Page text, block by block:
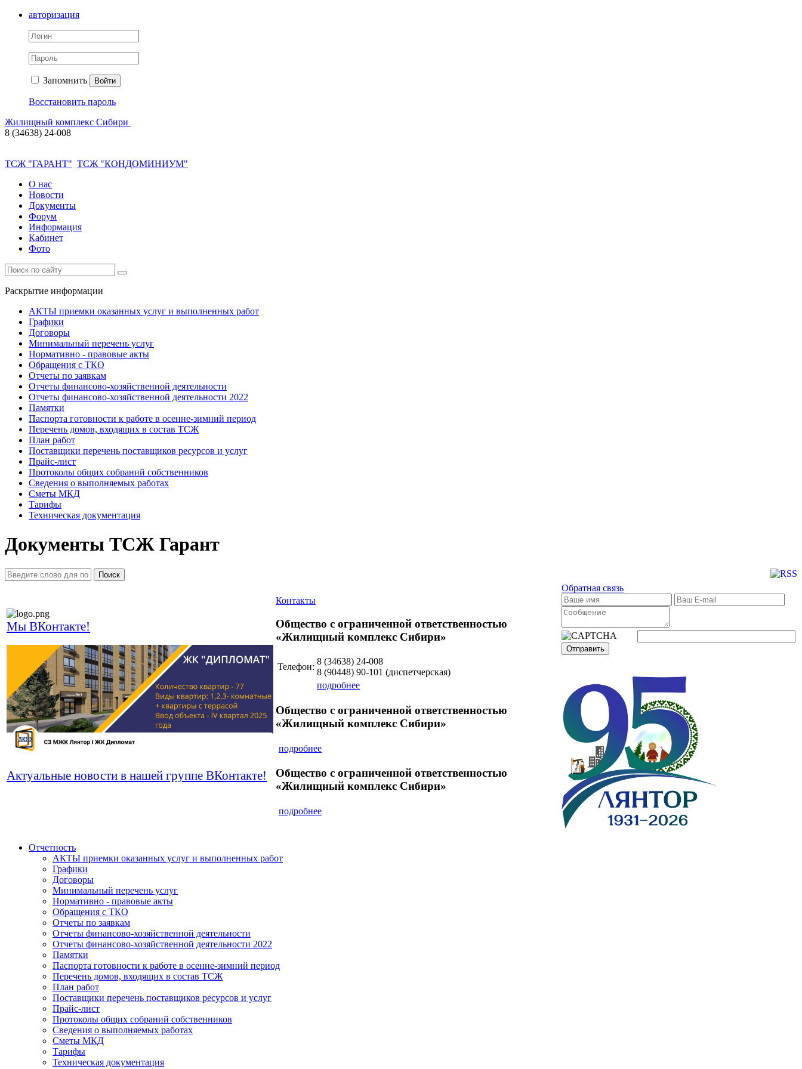
авторизация
Запомнить Войти
Восстановить пароль
Жилищный комплекс Сибири
8 (34638) 24-008
ТСЖ "ГАРАНТ" ТСЖ "КОНДОМИНИУМ"
О нас
Новости
Документы
Форум
Информация
Кабинет
Фото
Раскрытие информации
АКТЫ приемки оказанных услуг и выполненных работ
Графики
Договоры
Минимальный перечень услуг
Нормативно - правовые акты
Обращения с ТКО
Отчеты по заявкам
Отчеты финансово-хозяйственной деятельности
Отчеты финансово-хозяйственной деятельности 2022
Памятки
Паспорта готовности к работе в осенне-зимний период
Перечень домов, входящих в состав ТСЖ
План работ
Поставщики перечень поставщиков ресурсов и услуг
Прайс-лист
Протоколы общих собраний собственников
Сведения о выполняемых работах
Сметы МКД
Тарифы
Техническая документация
Документы ТСЖ Гарант
Поиск
Мы ВКонтакте!
Актуальные новости в нашей группе ВКонтакте!
Контакты
Общество с ограниченной ответственностью
«Жилищный комплекс Сибири»
Телефон:
8 (34638) 24-008
8 (90448) 90-101 (диспетчерская)
подробнее
Общество с ограниченной ответственностью
«Жилищный комплекс Сибири»
подробнее
Общество с ограниченной ответственностью
«Жилищный комплекс Сибири»
подробнее
Обратная связь
Отправить
Отчетность
АКТЫ приемки оказанных услуг и выполненных работ
Графики
Договоры
Минимальный перечень услуг
Нормативно - правовые акты
Обращения с ТКО
Отчеты по заявкам
Отчеты финансово-хозяйственной деятельности
Отчеты финансово-хозяйственной деятельности 2022
Памятки
Паспорта готовности к работе в осенне-зимний период
Перечень домов, входящих в состав ТСЖ
План работ
Поставщики перечень поставщиков ресурсов и услуг
Прайс-лист
Протоколы общих собраний собственников
Сведения о выполняемых работах
Сметы МКД
Тарифы
Техническая документация